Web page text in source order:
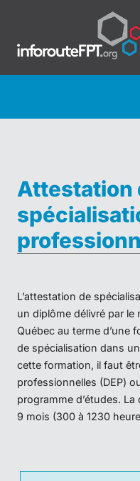
Attestation
L’attestation de
un diplôme délivré par le
Québec au terme d’une
de spécialisation dans
cette formation, il faut
professionnelles (DEP)
programme d’études. La
9 mois (300 à 1230